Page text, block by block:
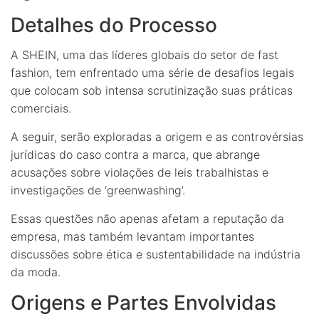
Detalhes do Processo
A SHEIN, uma das líderes globais do setor de fast
fashion, tem enfrentado uma série de desafios legais
que colocam sob intensa scrutinização suas práticas
comerciais.
A seguir, serão exploradas a origem e as controvérsias
jurídicas do caso contra a marca, que abrange
acusações sobre violações de leis trabalhistas e
investigações de ‘greenwashing’.
Essas questões não apenas afetam a reputação da
empresa, mas também levantam importantes
discussões sobre ética e sustentabilidade na indústria
da moda.
Origens e Partes Envolvidas